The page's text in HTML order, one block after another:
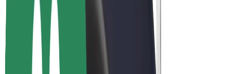
Zasluži z Bolt
Vozniki
Zaslužki za voznike
Dostavljavci